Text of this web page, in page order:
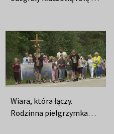
Wiara, która łączy.
Rodzinna pielgrzymka